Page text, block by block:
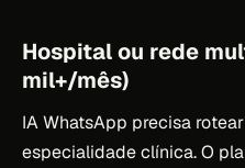
Hospital ou rede
mil+/mês)
IA WhatsApp precisa
especialidade clínica. O